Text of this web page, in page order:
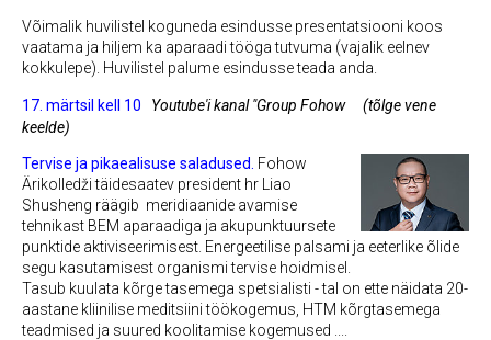
Võimalik huvilistel koguneda esindusse presentatsiooni koos
vaatama ja hiljem ka aparaadi tööga tutvuma (vajalik eelnev
kokkulepe). Huvilistel palume esindusse teada anda.
17. märtsil kell 10 Youtube'i kanal "Group Fohow
(tõlge vene
keelde)
Tervise ja pikaealisuse saladused. Fohow
Ärikolledži täidesaatev president hr Liao
Shusheng räägib meridiaanide avamise
tehnikast BEM aparaadiga ja akupunktuursete
punktide aktiviseerimisest. Energeetilise palsami ja eeterlike õlide
segu kasutamisest organismi tervise hoidmisel.
Tasub kuulata kõrge tasemega spetsialisti - tal on ette näidata 20-
aastane kliinilise meditsiini töökogemus, HTM kõrgtasemega
teadmised ja suured koolitamise kogemused ....